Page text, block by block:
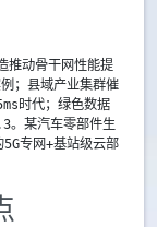
推动骨干网性能提
；县域产业集群催
时代；绿色数据
。某汽车零部件生
专网+基站级云部